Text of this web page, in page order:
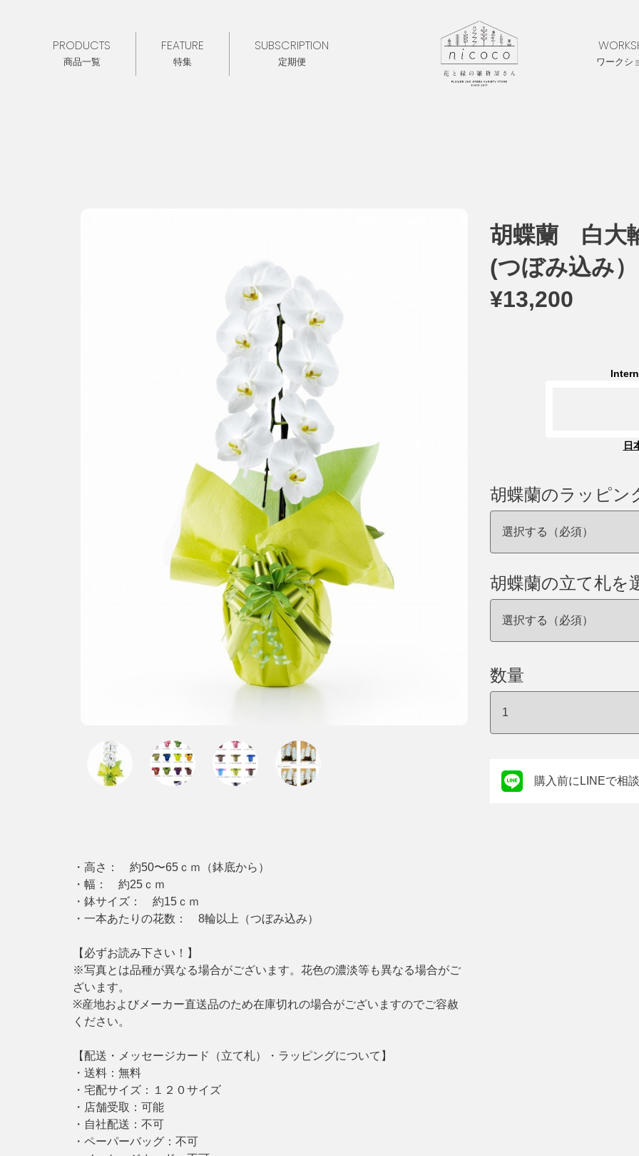
PRODUCTS
商品一覧
FEATURE
特集
SUBSCRIPTION
定期便 ワークシ
・高さ： 約50〜65ｃｍ（鉢底から）
・幅： 約25ｃｍ
・鉢サイズ： 約15ｃｍ
・一本あたりの花数： 8輪以上（つぼみ込み）
【必ずお読み下さい！】
※写真とは品種が異なる場合がございます。花色の濃淡等も異なる場合がご
ざいます。
※産地およびメーカー直送品のため在庫切れの場合がございますのでご容赦
ください。
【配送・メッセージカード（立て札）・ラッピングについて】
・送料：無料
・宅配サイズ：１２０サイズ
・店舗受取：可能
・自社配送：不可
・ペーパーバッグ：不可
胡蝶蘭 白大
(つぼみ込み）
¥13,200
日
胡蝶蘭のラッピン
胡蝶蘭の立て札を
数量
購入前にLINEで相